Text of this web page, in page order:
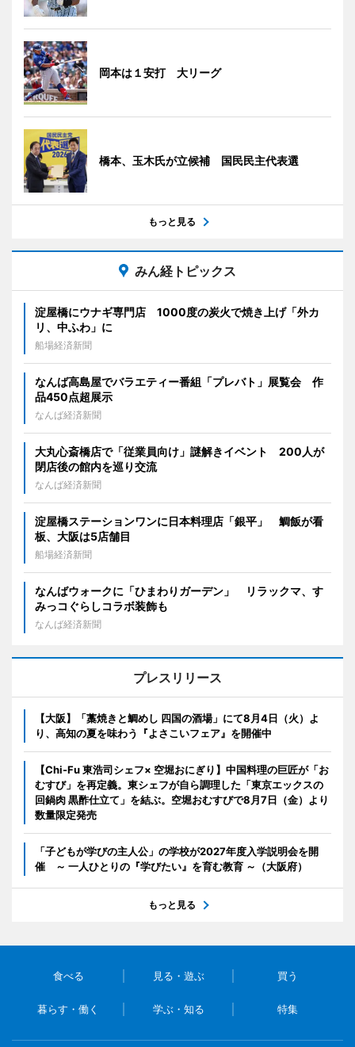
岡本は１安打 大リーグ
橋本、玉木氏が立候補 国民民主代表選
もっと見る
みん経トピックス
淀屋橋にウナギ専門店 1000度の炭火で焼き上げ「外カ
リ、中ふわ」に
船場経済新聞
なんば高島屋でバラエティー番組「プレバト」展覧会 作
品450点超展示
なんば経済新聞
大丸心斎橋店で「従業員向け」謎解きイベント 200人が
閉店後の館内を巡り交流
なんば経済新聞
淀屋橋ステーションワンに日本料理店「銀平」 鯛飯が看
板、大阪は5店舗目
船場経済新聞
なんばウォークに「ひまわりガーデン」 リラックマ、す
みっコぐらしコラボ装飾も
なんば経済新聞
プレスリリース
【大阪】「藁焼きと鯛めし 四国の酒場」にて8月4日（火）よ
り、高知の夏を味わう『よさこいフェア』を開催中
【Chi-Fu 東浩司シェフ× 空堀おにぎり】中国料理の巨匠が「お
むすび」を再定義。東シェフが自ら調理した「東京エックスの
回鍋肉 黒酢仕立て」を結ぶ。空堀おむすびで8月7日（金）より
数量限定発売
「子どもが学びの主人公」の学校が2027年度入学説明会を開
催 ～ 一人ひとりの『学びたい』を育む教育 ～（大阪府）
もっと見る
食べる 見る・遊ぶ 買う
暮らす・働く 学ぶ・知る 特集